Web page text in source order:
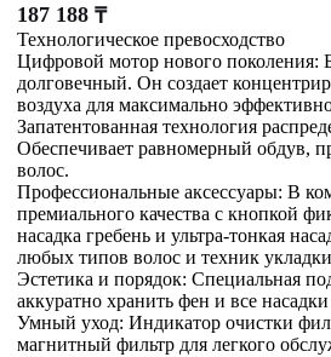
187 188 ₸
Технологическое превосходство
Цифровой мотор нового поколения:
долговечный. Он создает
воздуха для максимально
Запатентованная технология
Обеспечивает равномерный обдув,
волос.
Профессиональные аксессуары: В
премиального качества с кнопкой
насадка гребень и ультра-тонкая
любых типов волос и техник
Эстетика и порядок: Специальная
аккуратно хранить фен и все
Умный уход: Индикатор очистки
магнитный фильтр для легкого